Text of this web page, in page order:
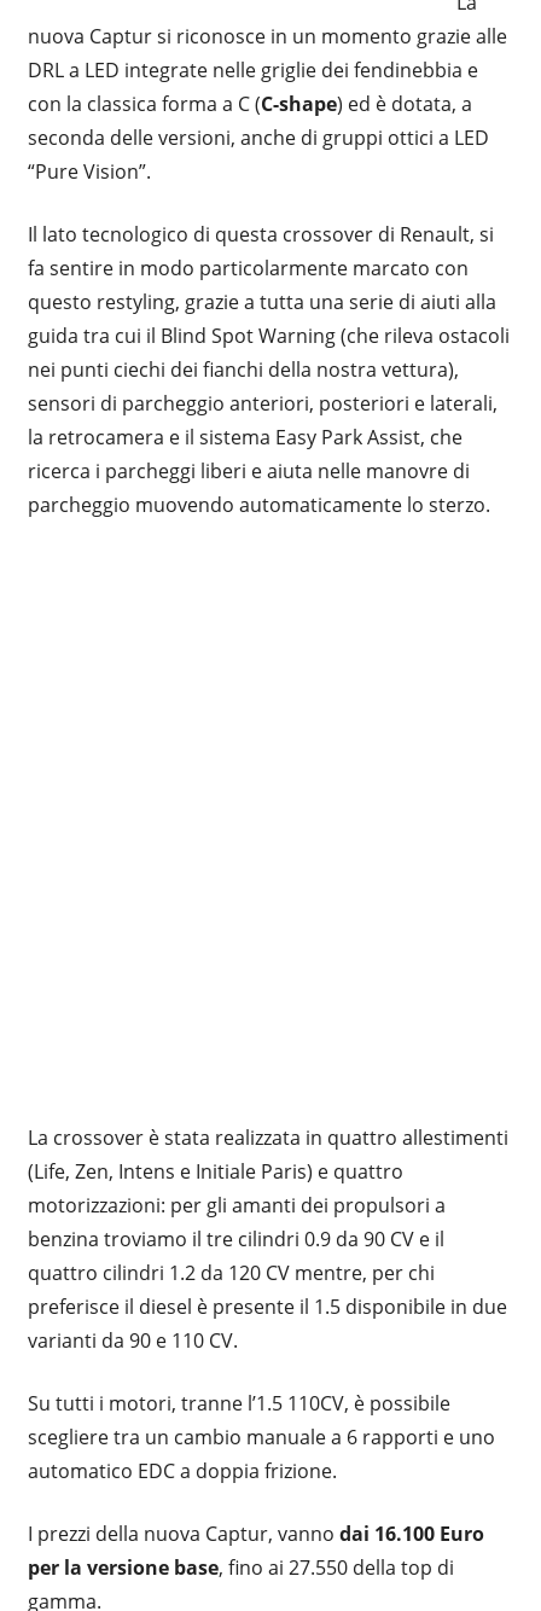
nuova Captur si riconosce in un momento grazie alle
DRL a LED integrate nelle griglie dei fendinebbia e
con la classica forma a C (C-shape) ed è dotata, a
seconda delle versioni, anche di gruppi ottici a LED
“Pure Vision”.
Il lato tecnologico di questa crossover di Renault, si
fa sentire in modo particolarmente marcato con
questo restyling, grazie a tutta una serie di aiuti alla
guida tra cui il Blind Spot Warning (che rileva ostacoli
nei punti ciechi dei fianchi della nostra vettura),
sensori di parcheggio anteriori, posteriori e laterali,
la retrocamera e il sistema Easy Park Assist, che
ricerca i parcheggi liberi e aiuta nelle manovre di
parcheggio muovendo automaticamente lo sterzo.
La crossover è stata realizzata in quattro allestimenti
(Life, Zen, Intens e Initiale Paris) e quattro
motorizzazioni: per gli amanti dei propulsori a
benzina troviamo il tre cilindri 0.9 da 90 CV e il
quattro cilindri 1.2 da 120 CV mentre, per chi
preferisce il diesel è presente il 1.5 disponibile in due
varianti da 90 e 110 CV.
Su tutti i motori, tranne l’1.5 110CV, è possibile
scegliere tra un cambio manuale a 6 rapporti e uno
automatico EDC a doppia frizione.
I prezzi della nuova Captur, vanno dai 16.100 Euro
per la versione base, fino ai 27.550 della top di
gamma.